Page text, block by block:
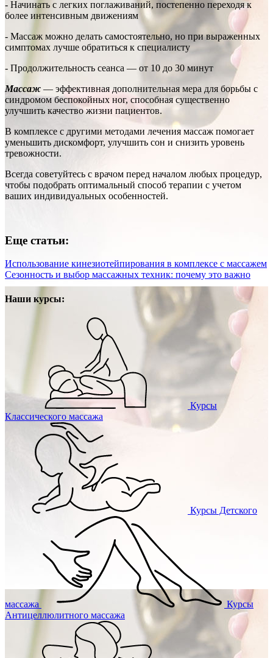
- Начинать с легких поглаживаний, постепенно переходя к
более интенсивным движениям
- Массаж можно делать самостоятельно, но при выраженных
симптомах лучше обратиться к специалисту
- Продолжительность сеанса — от 10 до 30 минут
Массаж — эффективная дополнительная мера для борьбы с
синдромом беспокойных ног, способная существенно
улучшить качество жизни пациентов.
В комплексе с другими методами лечения массаж помогает
уменьшить дискомфорт, улучшить сон и снизить уровень
тревожности.
Всегда советуйтесь с врачом перед началом любых процедур,
чтобы подобрать оптимальный способ терапии с учетом
ваших индивидуальных особенностей.
Еще статьи:
Использование кинезиотейпирования в комплексе с массажем
Сезонность и выбор массажных техник: почему это важно
Наши курсы:
Курсы
Классического массажа
Курсы Детского
массажа
Курсы
Антицеллюлитного массажа